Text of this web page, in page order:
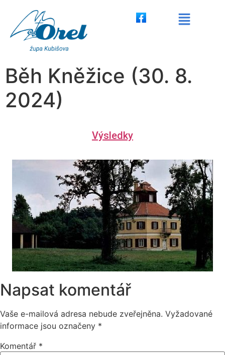
Běh Kněžice (30. 8.
2024)
Výsledky
Napsat komentář
Vaše e-mailová adresa nebude zveřejněna. Vyžadované
informace jsou označeny *
Komentář *